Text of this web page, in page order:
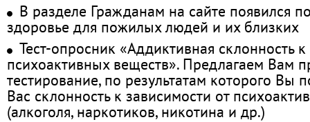
В разделе Гражданам на сайте появился
здоровье для пожилых людей и их близких
Тест-опросник «Аддиктивная склонность
психоактивных веществ». Предлагаем Вам
тестирование, по результатам которого Вы
Вас склонность к зависимости от
(алкоголя, наркотиков, никотина и др.)